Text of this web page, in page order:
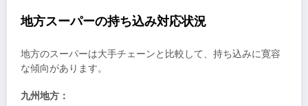
地方スーパーの持ち込み対応状況
地方のスーパーは大手チェーンと比較して、持ち込みに寛容
な傾向があります。
九州地方：